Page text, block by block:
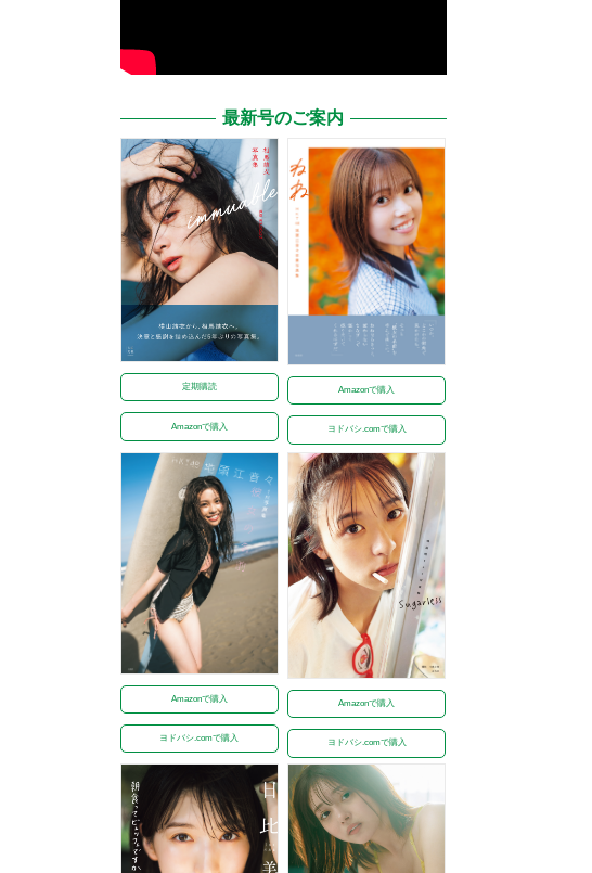
最新号のご案内
定期購読
Amazonで購入
Amazonで購入
ヨドバシ.comで購入
Amazonで購入
ヨドバシ.comで購入
Amazonで購入
ヨドバシ.comで購入